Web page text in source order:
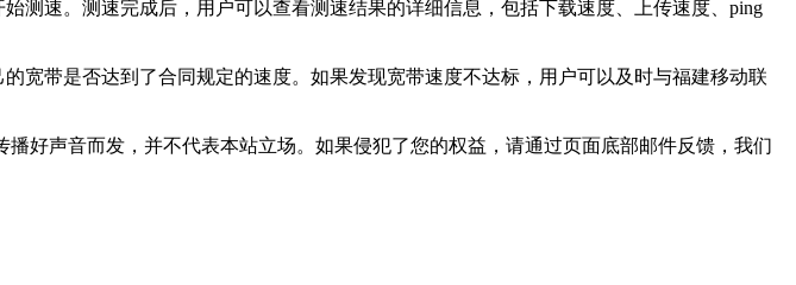
测速。测速完成后，用户可以查看测速结果的详细信息，包括下载速度、上传速度、ping
宽带是否达到了合同规定的速度。如果发现宽带速度不达标，用户可以及时与福建移动联
好声音而发，并不代表本站立场。如果侵犯了您的权益，请通过页面底部邮件反馈，我们